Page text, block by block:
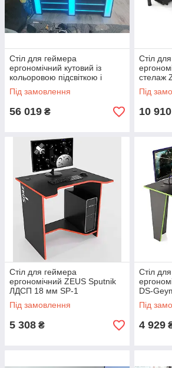
Стіл для геймера
ергономічний кутовий із
кольоровою підсвіткою і
пультом керування DS-106
Під замовлення
56 019 ₴
Стіл
стелаж
5
Під
10 910
Стіл для геймера
ергономічний ZEUS Sputnik
ЛДСП 18 мм SP-1
Під замовлення
5 308 ₴
Стіл
DS-
Під
4 929